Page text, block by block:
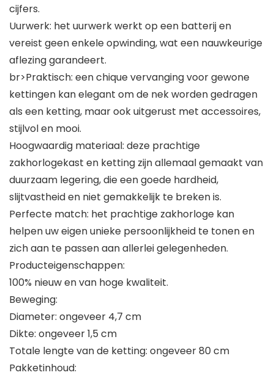
cijfers.
Uurwerk: het uurwerk werkt op een batterij en
vereist geen enkele opwinding, wat een nauwkeurige
aflezing garandeert.
br>Praktisch: een chique vervanging voor gewone
kettingen kan elegant om de nek worden gedragen
als een ketting, maar ook uitgerust met accessoires,
stijlvol en mooi.
Hoogwaardig materiaal: deze prachtige
zakhorlogekast en ketting zijn allemaal gemaakt van
duurzaam legering, die een goede hardheid,
slijtvastheid en niet gemakkelijk te breken is.
Perfecte match: het prachtige zakhorloge kan
helpen uw eigen unieke persoonlijkheid te tonen en
zich aan te passen aan allerlei gelegenheden.
Producteigenschappen:
100% nieuw en van hoge kwaliteit.
Beweging:
Diameter: ongeveer 4,7 cm
Dikte: ongeveer 1,5 cm
Totale lengte van de ketting: ongeveer 80 cm
Pakketinhoud: